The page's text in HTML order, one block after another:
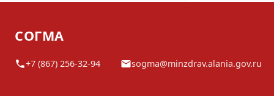
СОГМА
+7 (867) 256-32-94 sogma@minzdrav.alania.gov.ru